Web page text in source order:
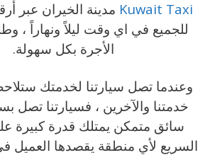
Kuwait Taxi مدينة الخيران عبر
للجميع في اي وقت ليلاً ونهاراً ،
الأجرة بكل سهولة.
وعندما تصل سيارتنا لخدمتك
خدمتنا والآخرين ، فسيارتنا تصل
سائق متمكن يمتلك قدرة كبيرة
السريع لأي منطقة يقصدها العميل